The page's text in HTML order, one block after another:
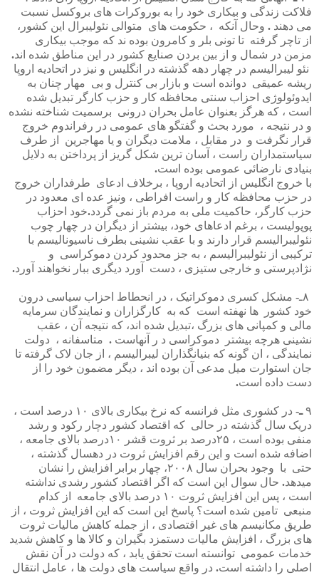
فلاکت زندگی و بیکاری خود را به بوروکرات های بروکسل نسبت
می دهند . وحال آنکه ، حکومت های متوالی نئولیبرال این کشور،
از تاچر گرفته تا تونی بلر و کامرون بوده ند که موجب بیکاری
مزمن در شمال و از بین بردن صنایع کشور در این مناطق شده اند.
نئو لیبرالیسم در چهار دهه گذشته در انگلیس و نیز در اتحادیه اروپا
ریشه عمیقی دوانده است و بازار بی کنترل و بی مهار چنان به
ایدوئولوژی احزاب سنتی محافظه کار و حزب کارگر تبدیل شده
است ، که هرگز بعنوان عامل بحران درونی برسمیت شناخته نشده
و در نتیجه ، مورد بحث و گفتگو های عمومی در رفراندوم خروج
قرار نگرفت و در مقابل ، ملامت دیگران و یا مهاجرین از طرف
سیاستمداران راست ، آسان ترین شکل گریز از پرداختن به دلایل
بنیادی نارضائی عمومی بوده است.
با خروج انگلیس از اتحادیه اروپا ، برخلاف ادعای طرفداران خروج
در حزب محافظه کار و راست افراطی ، ونیز عده ای معدود در
حزب کارگر، حاکمیت ملی به مردم باز نمی گردد.خود احزاب
پوپولیست ، برغم ادعاهای خود، بیشتر از دیگران در چهار چوب
نئولیبرالیسم قرار دارند و با عقب نشینی بطرف ناسیونالیسم با
ترکیبی از نئولیبرالیسم ، به جز محدود کردن دموکراسی و
نژادپرستی و خارجی ستیزی ، دست آورد دیگری ببار نخواهند آورد.
۸ـ- مشکل کسری دموکراتیک ، در انحطاط احزاب سیاسی درون
خود کشور ها نهفته است که به کارگزاران و نمایندگان سرمایه
مالی و کمپانی های بزرگ ،تبدیل شده اند، که نتیجه آن ، عقب
نشینی هرچه بیشتر دموکراسی د ر آنهاست . متاسفانه ، دولت
نمایندگی ، ان گونه که بنیانگذاران لیبرالیسم ، از جان لاک گرفته تا
جان استوارت میل مدعی آن بوده اند ، دیگر مضمون خود را
از
دست داده است.
۹ ـ- در کشوری مثل فرانسه که نرخ بیکاری بالای ۱۰ درصد است ،
دریک سال گذشته در حالی که اقتصاد کشور دچار رکود و رشد
منفی بوده است ، ۲۵درصد بر ثروت قشر ۱۰درصد بالای جامعه ،
اضافه شده است و این رقم افزایش ثروت در دهسال گذشته ،
حتی با وجود بحران سال ۲۰۰۸، چهار برابر افزایش را
نشان
میدهد. حال سوال این است که اگر اقتصاد کشور رشدی نداشته
است ، پس این افزایش ثروت ۱۰ درصد بالای جامعه از کدام
منبعی تامین شده است؟ پاسخ این است که این افزایش ثروت ، از
طریق مکانیسم های غیر اقتصادی ، از جمله کاهش مالیات ثروت
های بزرگ ، افزایش مالیات دستمزد بگیران و کالا ها و کاهش شدید
خدمات عمومی توانسته است تحقق یابد ، که دولت در آن نقش
اصلی را داشته است. در واقع سیاست های دولت ها ، عامل انتقال